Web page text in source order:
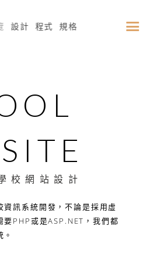
設計 程式 規格
校網站設計
訊系統開發，不論是採用虛
PHP或是ASP.NET，我們都